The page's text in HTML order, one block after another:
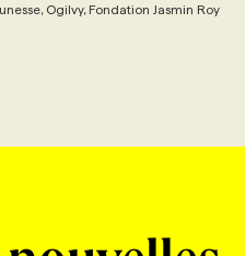
Ogilvy, Fondation Jasmin Roy